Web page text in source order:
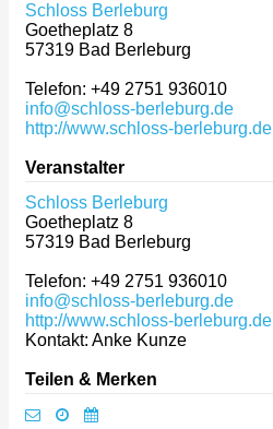
Schloss Berleburg
Goetheplatz 8
57319 Bad Berleburg
Telefon: +49 2751 936010
info@schloss-berleburg.de
http://www.schloss-berleburg.de
Veranstalter
Schloss Berleburg
Goetheplatz 8
57319 Bad Berleburg
Telefon: +49 2751 936010
info@schloss-berleburg.de
http://www.schloss-berleburg.de
Kontakt: Anke Kunze
Teilen & Merken